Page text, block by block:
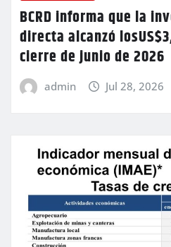
BCRD informa que la
directa alcanzó
cierre de junio de 2026
admin Jul 28, 2026